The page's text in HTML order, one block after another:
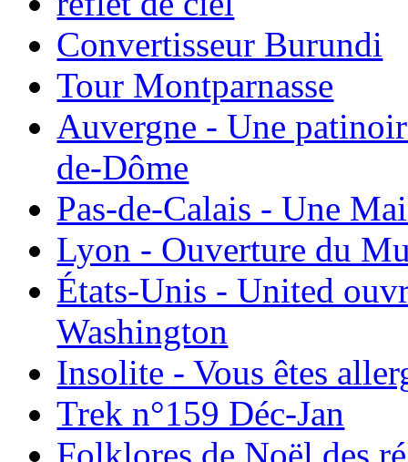
Convertisseur Burundi
Tour Montparnasse
Auvergne - Une
de-Dôme
Pas-de-Calais - Une
Lyon - Ouverture du
États-Unis - United
Washington
Insolite - Vous êtes
Trek n°159 Déc-Jan
Folklores de Noël des